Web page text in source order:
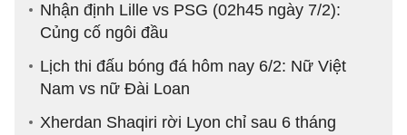
Nhận định Lille vs PSG (02h45 ngày 7/2):
Củng cố ngôi đầu
Lịch thi đấu bóng đá hôm nay 6/2: Nữ Việt
Nam vs nữ Đài Loan
Xherdan Shaqiri rời Lyon chỉ sau 6 tháng